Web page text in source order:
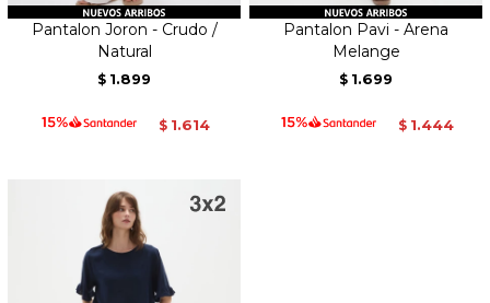
Pantalon Joron - Crudo /
Natural
$ 1.899
$ 1.614
Pantalon Pavi - Arena
Melange
$ 1.699
$ 1.444